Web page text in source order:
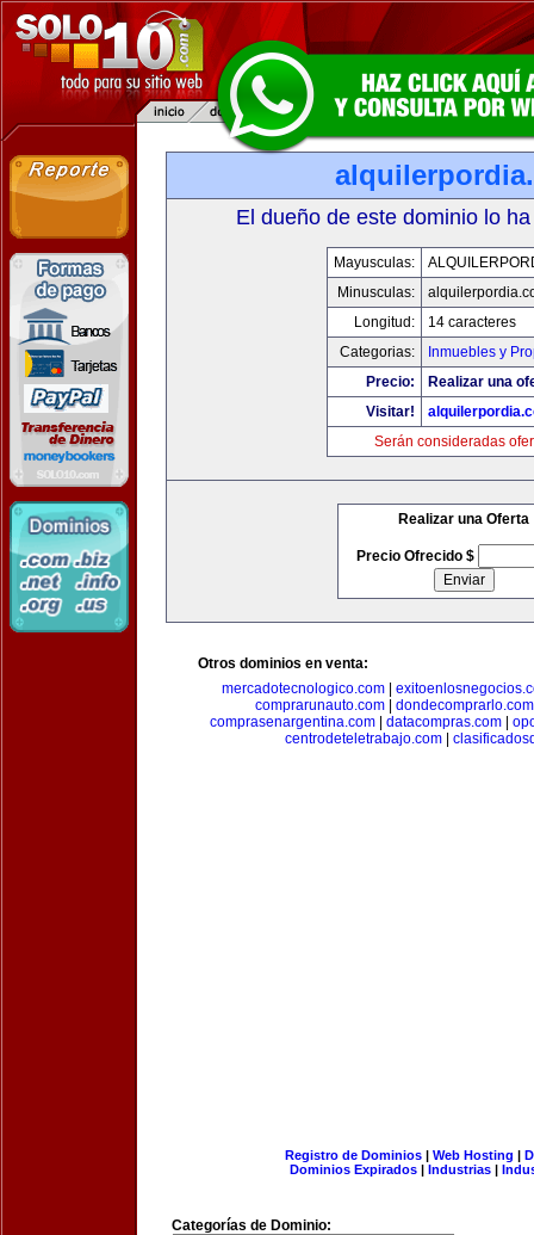
El dueño de este dominio lo
Mayusculas:
Minusculas:
Longitud:
14 caracteres
Categorias:
Inmuebles y
Precio:
Realizar una
Visitar!
Serán consideradas
Realizar una Oferta
Precio Ofrecido $
Otros dominios en venta:
mercadotecnologico.com
comprarunauto.com| dondecomprarlo.com
comprasenargentina.com| datacompras.com|
centrodeteletrabajo.com|
Registro de Dominios| Web Hosting |
Dominios Expirados | Industrias |
Categorías de Dominio: